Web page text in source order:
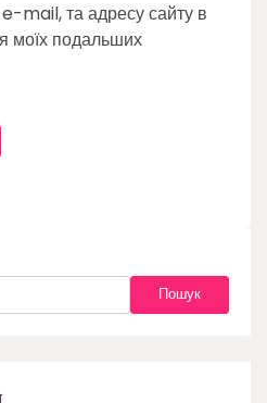
mail, та адресу сайту в
моїх подальших
Пошук